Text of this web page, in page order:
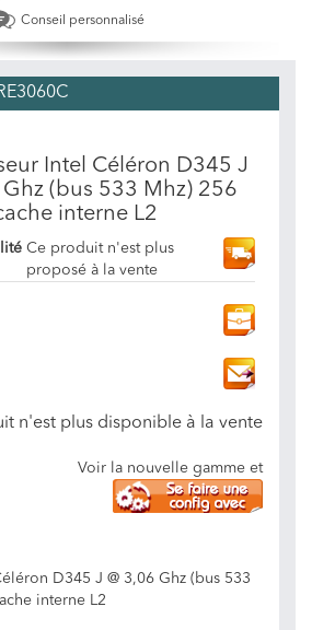
Conseil personnalisé
Intel Céléron D345 J
Ghz (bus 533 Mhz) 256
interne L2
Ce produit n'est plus
proposé à la vente
n'est plus disponible à la vente
Voir la nouvelle gamme et
D345 J @ 3,06 Ghz (bus 533
interne L2